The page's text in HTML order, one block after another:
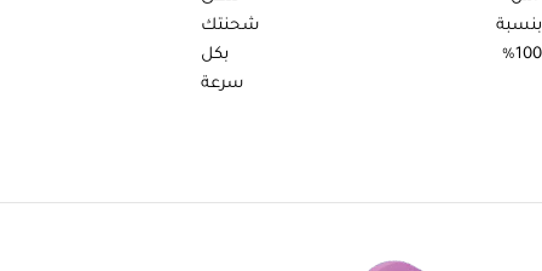
بنسبة
100%
شحنتك
بكل
سرعة